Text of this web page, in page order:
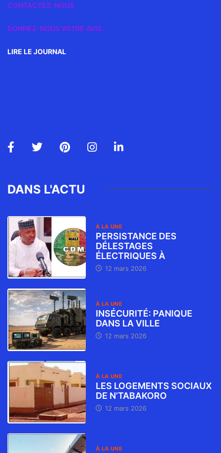
CONTACTEZ-NOUS
DONNEZ-NOUS VOTRE AVIS
LIRE LE JOURNAL
DANS L'ACTU
À LA UNE
PERSISTANCE DES
DÉLESTAGES
ÉLECTRIQUES À
12 mars 2026
À LA UNE
INSÉCURITÉ: PANIQUE
DANS LA VILLE
12 mars 2026
À LA UNE
LES LOGEMENTS SOCIAUX
DE N’TABAKORO
12 mars 2026
À LA UNE